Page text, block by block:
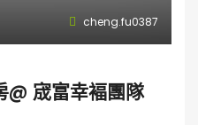
cheng.fu0387
@ 宬富幸褔團隊